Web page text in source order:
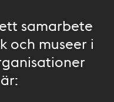
samarbete
och museer i